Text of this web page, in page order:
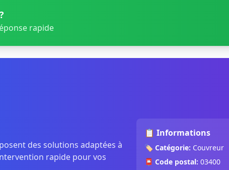
rapide
des solutions adaptées à
rapide pour vos
📋 Informations
🏷️ Catégorie: Couvreur
📮 Code postal: 03400